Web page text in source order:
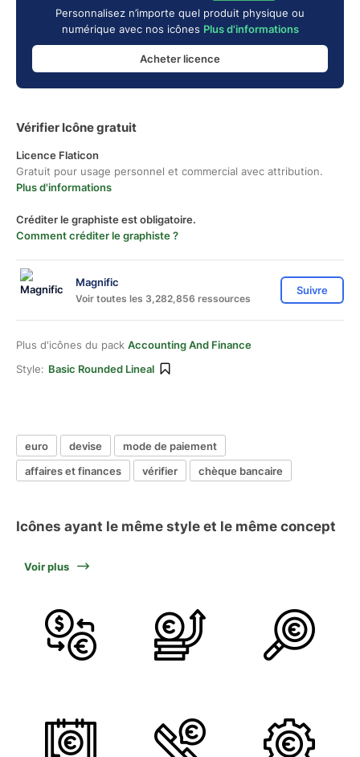
Personnalisez n’importe quel produit physique ou
numérique avec nos icônes Plus d'informations
Acheter licence
Vérifier Icône gratuit
Licence Flaticon
Gratuit pour usage personnel et commercial avec attribution.
Plus d'informations
Créditer le graphiste est obligatoire.
Comment créditer le graphiste ?
Magnific
Voir toutes les 3,282,856 ressources
Suivre
Plus d'icônes du pack Accounting And Finance
Style: Basic Rounded Lineal
euro devise
mode de paiement
affaires et finances
vérifier chèque bancaire
Icônes ayant le même style et le même concept
Voir plus